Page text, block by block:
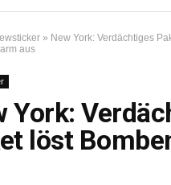
» New York: Verdächtiges
aus
York:
löst